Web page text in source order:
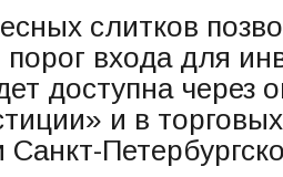
слитков
входа для
доступна через
и в
Санкт-